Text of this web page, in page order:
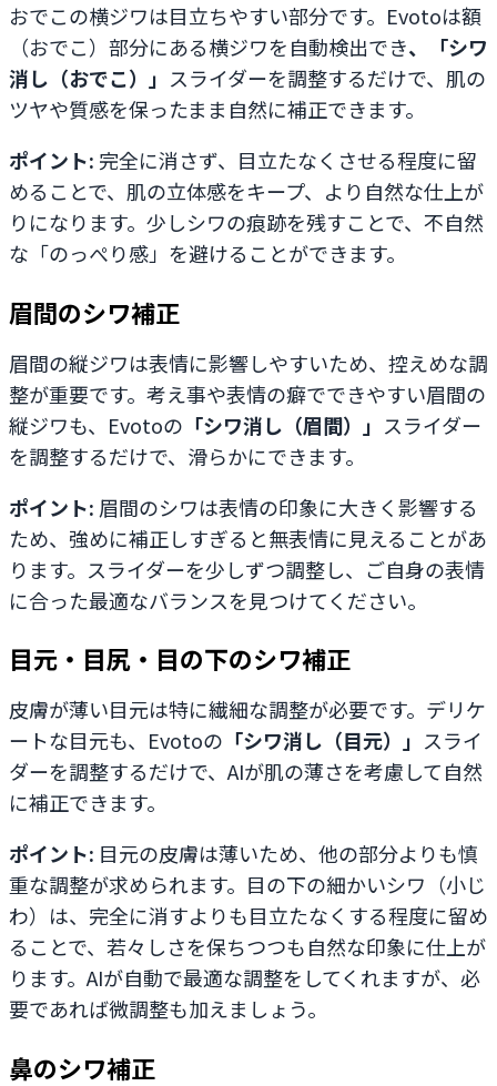
おでこの横ジワは目立ちやすい部分です。Evotoは額
（おでこ）部分にある横ジワを自動検出でき、「シワ
消し（おでこ）」 スライダーを調整するだけで、肌の
ツヤや質感を保ったまま自然に補正できます。
ポイント: 完全に消さず、目立たなくさせる程度に留
めることで、肌の立体感をキープ、より自然な仕上が
りになります。少しシワの痕跡を残すことで、不自然
な「のっぺり感」を避けることができます。
眉間のシワ補正
眉間の縦ジワは表情に影響しやすいため、控えめな調
整が重要です。考え事や表情の癖でできやすい眉間の
縦ジワも、Evotoの 「シワ消し（眉間）」 スライダー
を調整するだけで、滑らかにできます。
ポイント: 眉間のシワは表情の印象に大きく影響する
ため、強めに補正しすぎると無表情に見えることがあ
ります。スライダーを少しずつ調整し、ご自身の表情
に合った最適なバランスを見つけてください。
目元・目尻・目の下のシワ補正
皮膚が薄い目元は特に繊細な調整が必要です。デリケ
ートな目元も、Evotoの 「シワ消し（目元）」 スライ
ダーを調整するだけで、AIが肌の薄さを考慮して自然
に補正できます。
ポイント: 目元の皮膚は薄いため、他の部分よりも慎
重な調整が求められます。目の下の細かいシワ（小じ
わ）は、完全に消すよりも目立たなくする程度に留め
ることで、若々しさを保ちつつも自然な印象に仕上が
ります。AIが自動で最適な調整をしてくれますが、必
要であれば微調整も加えましょう。
鼻のシワ補正